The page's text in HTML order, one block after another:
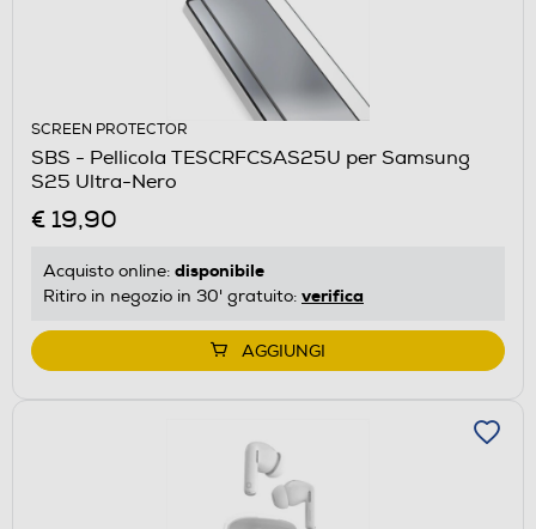
SCREEN PROTECTOR
SBS - Pellicola TESCRFCSAS25U per Samsung
S25 Ultra-Nero
€ 19,90
Acquisto online: disponibile
Ritiro in negozio in 30' gratuito: verifica
AGGIUNGI